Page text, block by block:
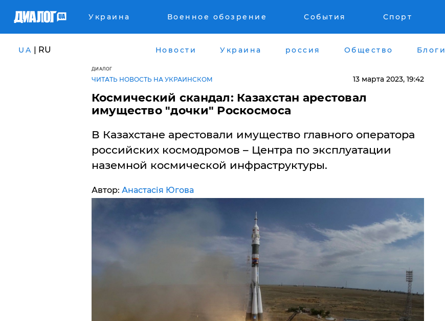
Украина Военное обозрение События Спорт
UA | RU Новости Украина россия Общество Блоги
ДИАЛОГ
ЧИТАТЬ НОВОСТЬ НА УКРАИНСКОМ 13 марта 2023, 19:42
Космический скандал: Казахстан арестовал
имущество "дочки" Роскосмоса
В Казахстане арестовали имущество главного оператора
российских космодромов – Центра по эксплуатации
наземной космической инфраструктуры.
Автор: Анастасія Югова